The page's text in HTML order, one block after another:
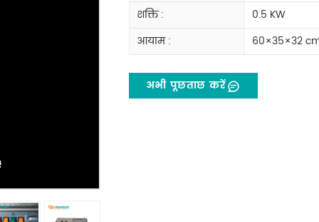
शक्ति :
0.5 KW
आयाम :
60×35×32
अभी पूछताछ करें